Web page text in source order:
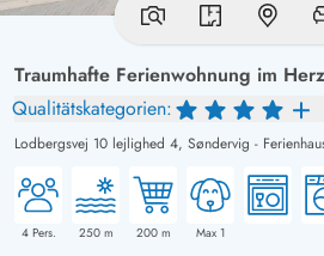
Traumhafte Ferienwohnung im
Qualitätskategorien:
Lodbergsvej 10 lejlighed 4, Søndervig -
4Pers. 250m 200m Max 1